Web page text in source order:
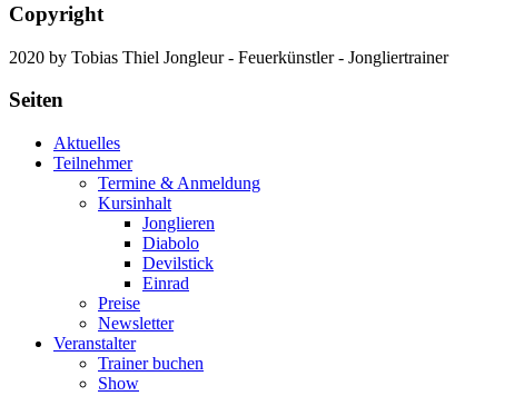
Copyright
2020 by Tobias Thiel Jongleur - Feuerkünstler - Jongliertrainer
Seiten
Aktuelles
Teilnehmer
Termine & Anmeldung
Kursinhalt
Jonglieren
Diabolo
Devilstick
Einrad
Preise
Newsletter
Veranstalter
Trainer buchen
Show